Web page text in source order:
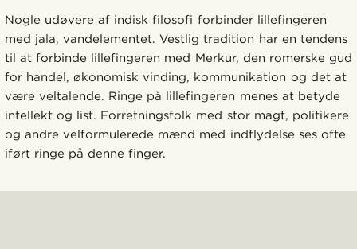
Nogle udøvere af indisk filosofi forbinder lillefingeren
med jala, vandelementet. Vestlig tradition har en tendens
til at forbinde lillefingeren med Merkur, den romerske gud
for handel, økonomisk vinding, kommunikation og det at
være veltalende. Ringe på lillefingeren menes at betyde
intellekt og list. Forretningsfolk med stor magt, politikere
og andre velformulerede mænd med indflydelse ses ofte
iført ringe på denne finger.